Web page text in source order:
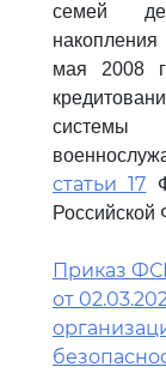
семей
мая 2008
статьи 17
Приказ
от